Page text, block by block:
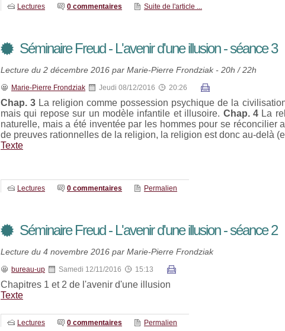
Lectures 0 commentaires Suite de l'article ...
Séminaire Freud - L'avenir d'une illusion - séance 3
Lecture du 2 décembre 2016 par Marie-Pierre Frondziak - 20h / 22h
Marie-Pierre Frondziak Jeudi 08/12/2016 20:26
Chap. 3 La religion comme possession psychique de la
mais qui repose sur un modèle infantile et illusoire. Chap. 4 La
naturelle, mais a été inventée par les hommes pour se réconcilier
de preuves rationnelles de la religion, la religion est donc au-delà
Texte
Lectures 0 commentaires Permalien
Séminaire Freud - L'avenir d'une illusion - séance 2
Lecture du 4 novembre 2016 par Marie-Pierre Frondziak
bureau-up Samedi 12/11/2016 15:13
Chapitres 1 et 2 de l'avenir d'une illusion
Texte
Lectures 0 commentaires Permalien